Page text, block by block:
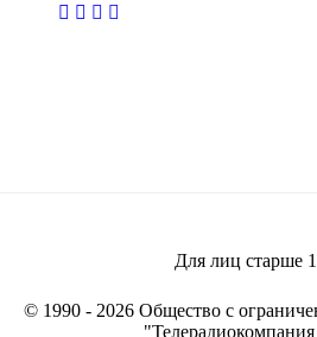
casibom
Для лиц старше
© 1990 - 2026 Общество с